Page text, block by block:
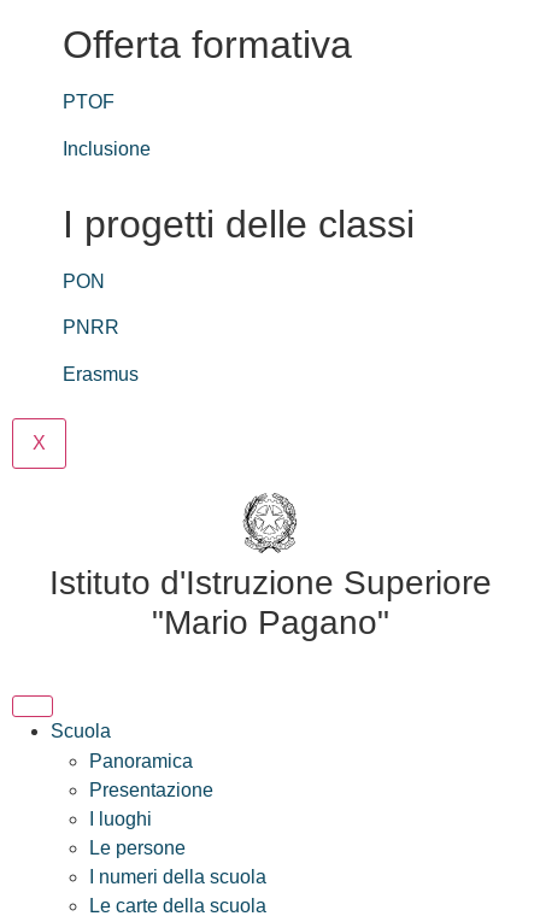
Offerta formativa
PTOF
Inclusione
I progetti delle classi
PON
PNRR
Erasmus
X
Istituto d'Istruzione Superiore
"Mario Pagano"
Scuola
Panoramica
Presentazione
I luoghi
Le persone
I numeri della scuola
Le carte della scuola